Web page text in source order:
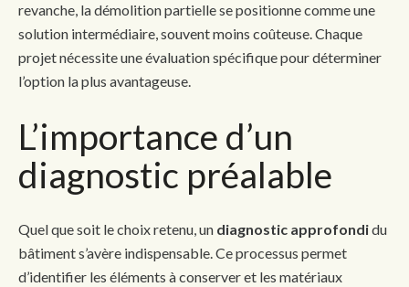
revanche, la démolition partielle se positionne comme une
solution intermédiaire, souvent moins coûteuse. Chaque
projet nécessite une évaluation spécifique pour déterminer
l’option la plus avantageuse.
L’importance d’un
diagnostic préalable
Quel que soit le choix retenu, un diagnostic approfondidu
bâtiment s’avère indispensable. Ce processus permet
d’identifier les éléments à conserver et les matériaux